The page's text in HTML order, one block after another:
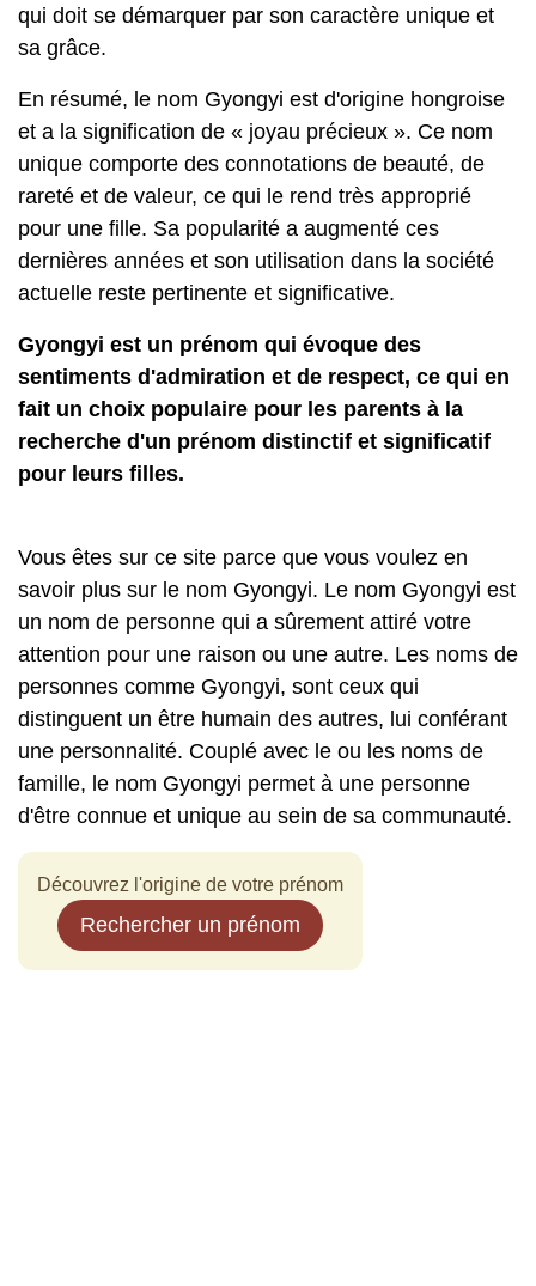
qui doit se démarquer par son caractère unique et
sa grâce.
En résumé, le nom Gyongyi est d'origine hongroise
et a la signification de « joyau précieux ». Ce nom
unique comporte des connotations de beauté, de
rareté et de valeur, ce qui le rend très approprié
pour une fille. Sa popularité a augmenté ces
dernières années et son utilisation dans la société
actuelle reste pertinente et significative.
Gyongyi est un prénom qui évoque des
sentiments d'admiration et de respect, ce qui en
fait un choix populaire pour les parents à la
recherche d'un prénom distinctif et significatif
pour leurs filles.
Vous êtes sur ce site parce que vous voulez en
savoir plus sur le nom Gyongyi. Le nom Gyongyi est
un nom de personne qui a sûrement attiré votre
attention pour une raison ou une autre. Les noms de
personnes comme Gyongyi, sont ceux qui
distinguent un être humain des autres, lui conférant
une personnalité. Couplé avec le ou les noms de
famille, le nom Gyongyi permet à une personne
d'être connue et unique au sein de sa communauté.
Découvrez l'origine de votre prénom
Rechercher un prénom